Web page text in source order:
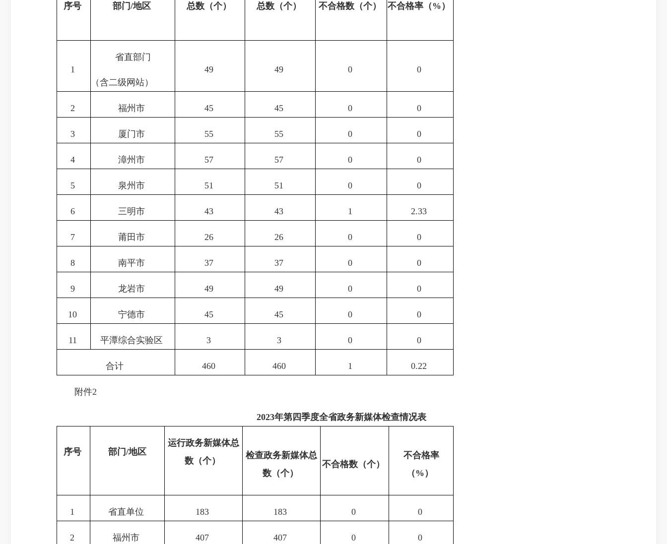
序号 部门/地区 总数（个） 总数 （个） 不合格数 （个） 不合格率 （%）
1
省直部门
（含二级网站）
49 49 0 0
2 福州市 45 45 0 0
3 厦门市 55 55 0 0
4 漳州市 57 57 0 0
5 泉州市 51 51 0 0
6 三明市 43 43 1 2.33
7 莆田市 26 26 0 0
8 南平市 37 37 0 0
9 龙岩市 49 49 0 0
10 宁德市 45 45 0 0
11 平潭综合实验区 3 3 0 0
合计 460 460 1 0.22
附件2
2023年第四季度全省政务新媒体检查情况表
序号 部门/地区
运行政务新媒体总
数（个）
检查政务新媒体总
数（个）
不合格数 （个）
不合格率
（%）
1 省直单位 183 183 0 0
2 福州市 407 407 0 0